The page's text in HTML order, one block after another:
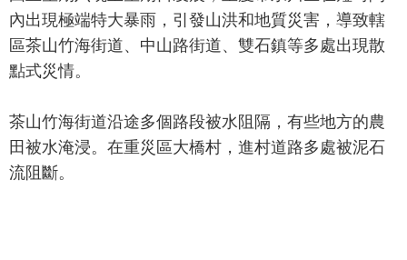
內出現極端特大暴雨，引發山洪和地質災害，導致轄
區茶山竹海街道、中山路街道、雙石鎮等多處出現散
點式災情。
茶山竹海街道沿途多個路段被水阻隔，有些地方的農
田被水淹浸。在重災區大橋村，進村道路多處被泥石
流阻斷。